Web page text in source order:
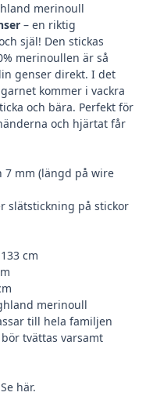
merinoull
– en riktig
själ! Den stickas
merinoullen är så
genser direkt. I det
kommer i vackra
och bära. Perfekt för
och hjärtat får
7 mm (längd på wire
slätstickning på stickor
cm
merinoull
till hela familjen
tvättas varsamt
här.